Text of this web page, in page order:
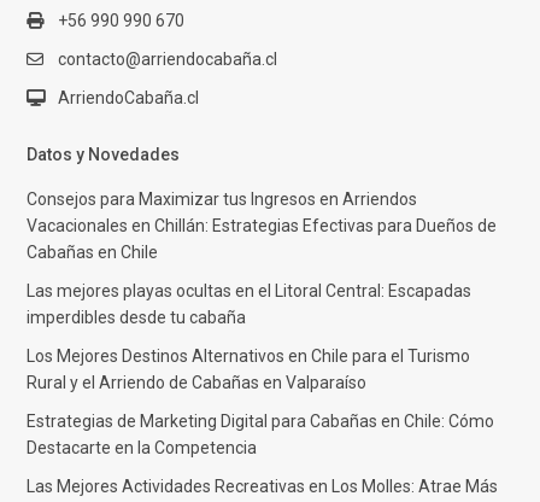
+56 990 990 670
contacto@arriendocabaña.cl
ArriendoCabaña.cl
Datos y Novedades
Consejos para Maximizar tus Ingresos en Arriendos
Vacacionales en Chillán: Estrategias Efectivas para Dueños de
Cabañas en Chile
Las mejores playas ocultas en el Litoral Central: Escapadas
imperdibles desde tu cabaña
Los Mejores Destinos Alternativos en Chile para el Turismo
Rural y el Arriendo de Cabañas en Valparaíso
Estrategias de Marketing Digital para Cabañas en Chile: Cómo
Destacarte en la Competencia
Las Mejores Actividades Recreativas en Los Molles: Atrae Más